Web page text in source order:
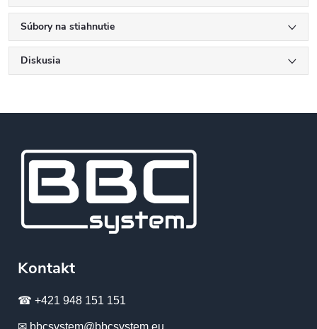
Súbory na stiahnutie
Diskusia
Kontakt
☎ +421 948 151 151
✉ bbcsystem@bbcsystem.eu